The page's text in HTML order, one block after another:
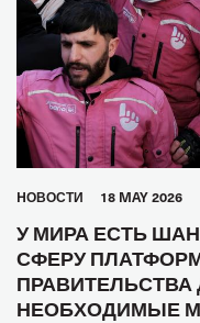
HОВОСТИ 18 MAY 2026
У МИРА ЕСТЬ
СФЕРУ
НЕОБХОДИМЫЕ